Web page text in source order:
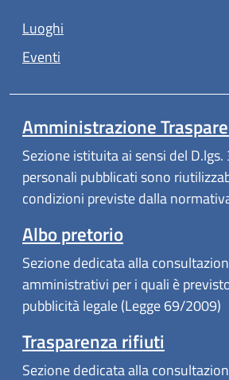
Luoghi
Eventi
Amministrazione
Sezione istituita ai sensi del
personali pubblicati sono
condizioni previste dalla
Albo pretorio
Sezione dedicata alla
amministrativi per i quali è
pubblicità legale (Legge 69/2009)
Trasparenza rifiuti
Sezione dedicata alla